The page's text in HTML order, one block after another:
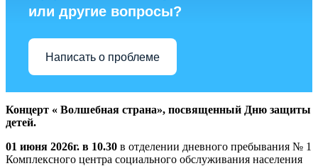
или другие вопросы?
Написать о проблеме
Концерт « Волшебная страна», посвященный Дню защиты
детей.
01 июня 2026г. в 10.30 в отделении дневного пребывания № 1
Комплексного центра социального обслуживания населения